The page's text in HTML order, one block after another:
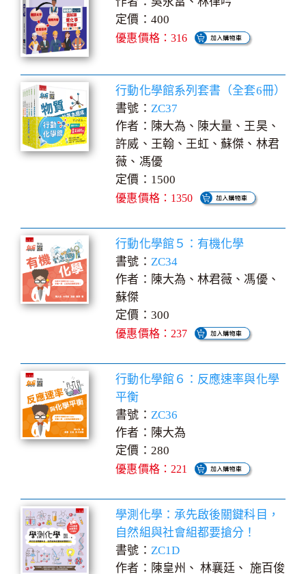
定價：400
優惠價格：316
行動化學館系列套書（全套6冊）
書號： ZC37
作者：陳大為、陳大量、王昊、
許威、王翰、王虹、蘇傑、林君
薇、馮優
定價：1500
優惠價格：1350
行動化學館５：有機化學
書號： ZC34
作者：陳大為、林君薇、馮優、
蘇傑
定價：300
優惠價格：237
行動化學館６：反應速率與化學
平衡
書號： ZC36
作者：陳大為
定價：280
優惠價格：221
學測化學：承先啟後關鍵科目，
自然組與社會組都要搶分！
書號： ZC1D
作者：陳皇州、 林襄廷、 施百俊